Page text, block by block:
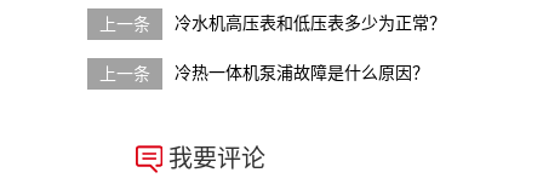
冷水机高压表和低压表多少为正常？
冷热一体机泵浦故障是什么原因？
我要评论